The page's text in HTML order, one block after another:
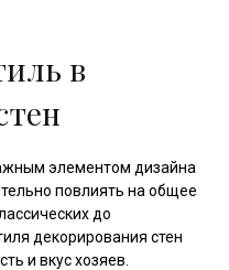
в
элементом дизайна
повлиять на общее
до
декорирования стен
и вкус хозяев.